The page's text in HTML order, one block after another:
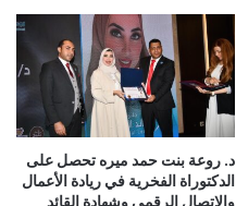
د. روعة بنت حمد ميره تحصل على
الدكتوراة الفخرية في ريادة الأعمال
والاتصال الرقمي وشهادة القائد